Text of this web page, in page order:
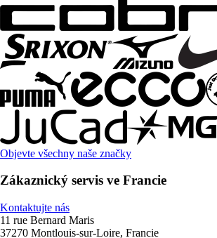
Objevte všechny naše značky
Zákaznický servis ve Francie
Kontaktujte nás
11 rue Bernard Maris
37270 Montlouis-sur-Loire, Francie